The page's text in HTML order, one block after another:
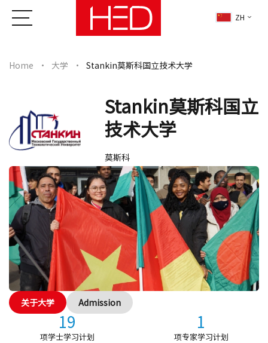
ZH
Home 大学 Stankin莫斯科国立技术大学
Stankin莫斯科国立
技术大学
莫斯科
关于大学 Admission
19
项学士学习计划
1
项专家学习计划